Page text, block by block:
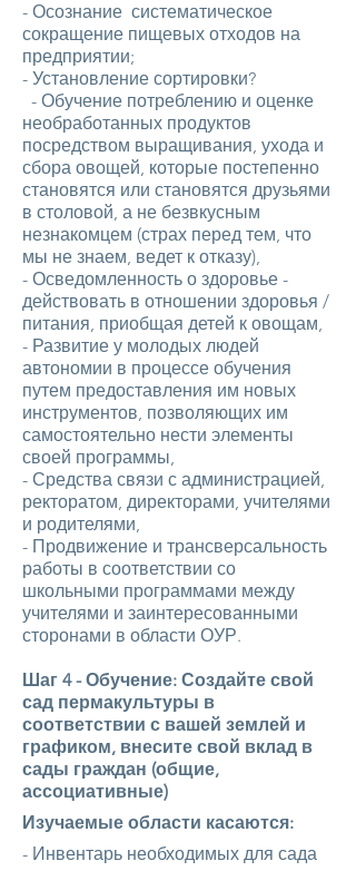
- Осознание систематическое
сокращение пищевых отходов на
предприятии;
- Установление сортировки?
- Обучение потреблению и оценке
необработанных продуктов
посредством выращивания, ухода и
сбора овощей, которые постепенно
становятся или становятся друзьями
в столовой, а не безвкусным
незнакомцем (страх перед тем, что
мы не знаем, ведет к отказу),
- Осведомленность о здоровье -
действовать в отношении здоровья /
питания, приобщая детей к овощам,
- Развитие у молодых людей
автономии в процессе обучения
путем предоставления им новых
инструментов, позволяющих им
самостоятельно нести элементы
своей программы,
- Средства связи с администрацией,
ректоратом, директорами, учителями
и родителями,
- Продвижение и трансверсальность
работы в соответствии со
школьными программами между
учителями и заинтересованными
сторонами в области ОУР.
Шаг 4 - Обучение: Создайте свой
сад пермакультуры в
соответствии с вашей землей и
графиком, внесите свой вклад в
сады граждан (общие,
ассоциативные)
Изучаемые области касаются:
- Инвентарь необходимых для сада